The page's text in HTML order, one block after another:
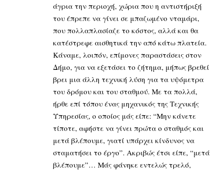
άγρια την περιοχή, χώρια που η αντιστήριξή
του έπρεπε να γίνει σε μπαζωμένο νταμάρι,
που πολλαπλασίαζε το κόστος, αλλά και θα
κατέστρεφε αισθητικά την από κάτω πλατεία.
Κάναμε, λοιπόν, επίμονες παραστάσεις στον
Δήμο, για να εξετάσει το ζήτημα, μήπως βρεθεί
βρει μια άλλη τεχνική λύση για τα υψόμετρα
του δρόμου και του σταθμού. Με τα πολλά,
ήρθε επί τόπου ένας μηχανικός της Τεχνικής
Υπηρεσίας, ο οποίος μάς είπε: “Μην κάνετε
τίποτε, αφήστε να γίνει πρώτα ο σταθμός και
μετά βλέπουμε, γιατί υπάρχει κίνδυνος να
σταματήσει το έργο”. Ακριβώς έτσι είπε, “μετά
βλέπουμε”… Μάς φάνηκε εντελώς τρελό,